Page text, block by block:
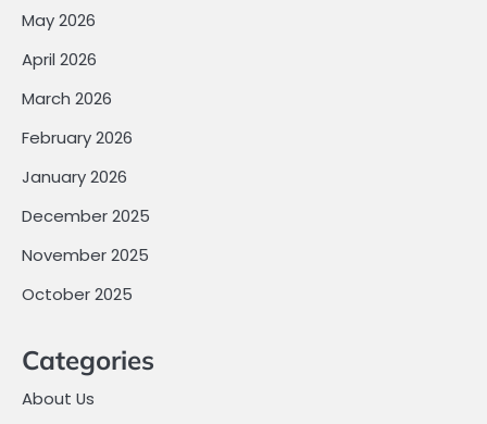
May 2026
April 2026
March 2026
February 2026
January 2026
December 2025
November 2025
October 2025
Categories
About Us